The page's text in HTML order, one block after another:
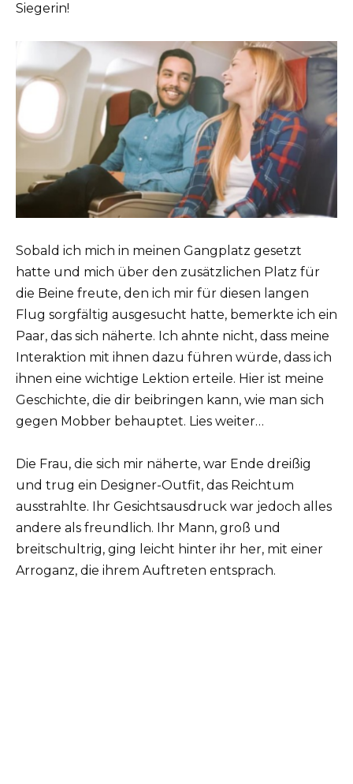
Siegerin!
Sobald ich mich in meinen Gangplatz gesetzt
hatte und mich über den zusätzlichen Platz für
die Beine freute, den ich mir für diesen langen
Flug sorgfältig ausgesucht hatte, bemerkte ich ein
Paar, das sich näherte. Ich ahnte nicht, dass meine
Interaktion mit ihnen dazu führen würde, dass ich
ihnen eine wichtige Lektion erteile. Hier ist meine
Geschichte, die dir beibringen kann, wie man sich
gegen Mobber behauptet. Lies weiter…
Die Frau, die sich mir näherte, war Ende dreißig
und trug ein Designer-Outfit, das Reichtum
ausstrahlte. Ihr Gesichtsausdruck war jedoch alles
andere als freundlich. Ihr Mann, groß und
breitschultrig, ging leicht hinter ihr her, mit einer
Arroganz, die ihrem Auftreten entsprach.